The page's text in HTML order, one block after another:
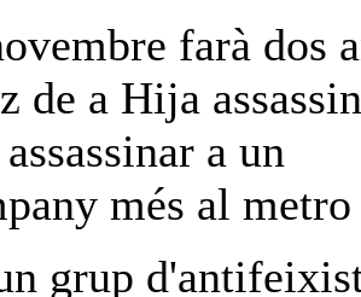
farà dos
de a Hija
a un
més al
grup